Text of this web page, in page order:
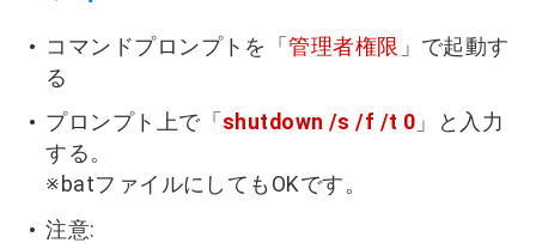
コマンドプロンプトを「管理者権限 」で起動す
る
プロンプト上で「 shutdown /s /f /t 0 」と入力
する。
※batファイルにしてもOKです。
注意: